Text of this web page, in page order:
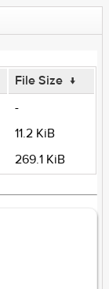
File Size ↓
-
11.2 KiB
269.1 KiB